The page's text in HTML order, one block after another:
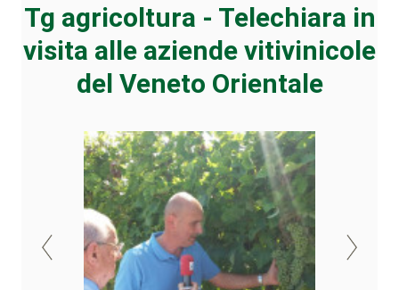
Tg agricoltura - Telechiara in
visita alle aziende vitivinicole
del Veneto Orientale